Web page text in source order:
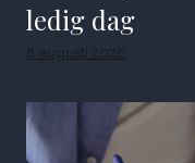
ledig dag
8 augusti 2026